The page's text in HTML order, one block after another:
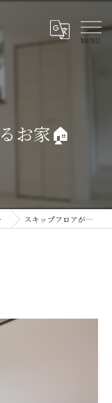
お家🏠
スキップフロアがあるお家🏠